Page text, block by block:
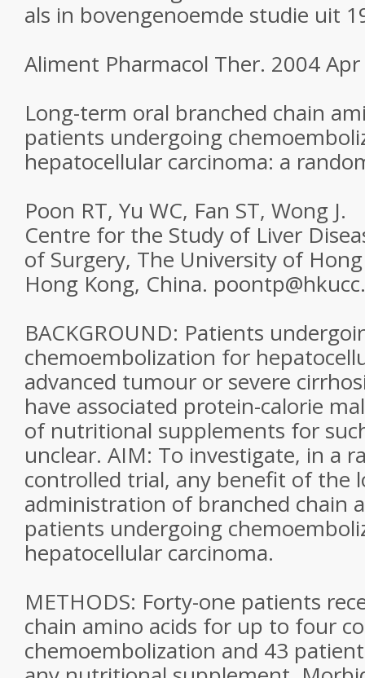
als in bovengenoemde studie uit
Aliment Pharmacol Ther. 2004
Long-term oral branched chain
patients undergoing
hepatocellular carcinoma: a
Poon RT, Yu WC, Fan ST, Wong J.
Centre for the Study of Liver
of Surgery, The University of
Hong Kong, China.
BACKGROUND: Patients
chemoembolization for
advanced tumour or severe
have associated protein-calorie
of nutritional supplements for
unclear. AIM: To investigate, in a
controlled trial, any benefit of the
administration of branched chain
patients undergoing
hepatocellular carcinoma.
METHODS: Forty-one patients
chain amino acids for up to four
chemoembolization and 43